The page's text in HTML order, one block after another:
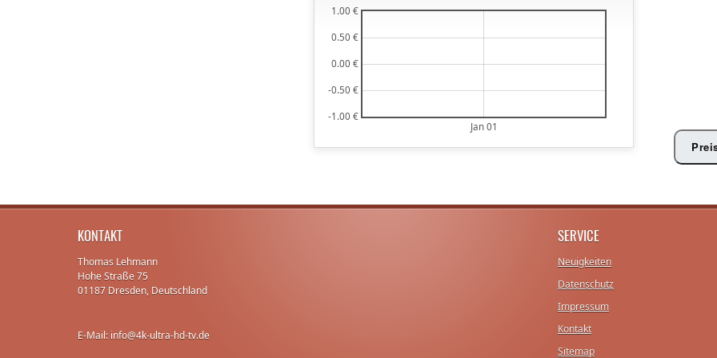
Jan 01
-1.00 €
-0.50 €
0.00 €
0.50 €
1.00 €
KONTAKT
Thomas Lehmann
Hohe Straße 75
01187 Dresden, Deutschland
E-Mail: info@4k-ultra-hd-tv.de
SERVICE
Neuigkeiten
Datenschutz
Impressum
Kontakt
Sitemap